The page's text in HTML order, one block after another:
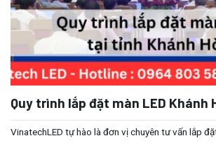
Quy trình lắp đặt màn LED Khánh
VinatechLED tự hào là đơn vị chuyên tư vấn lắp